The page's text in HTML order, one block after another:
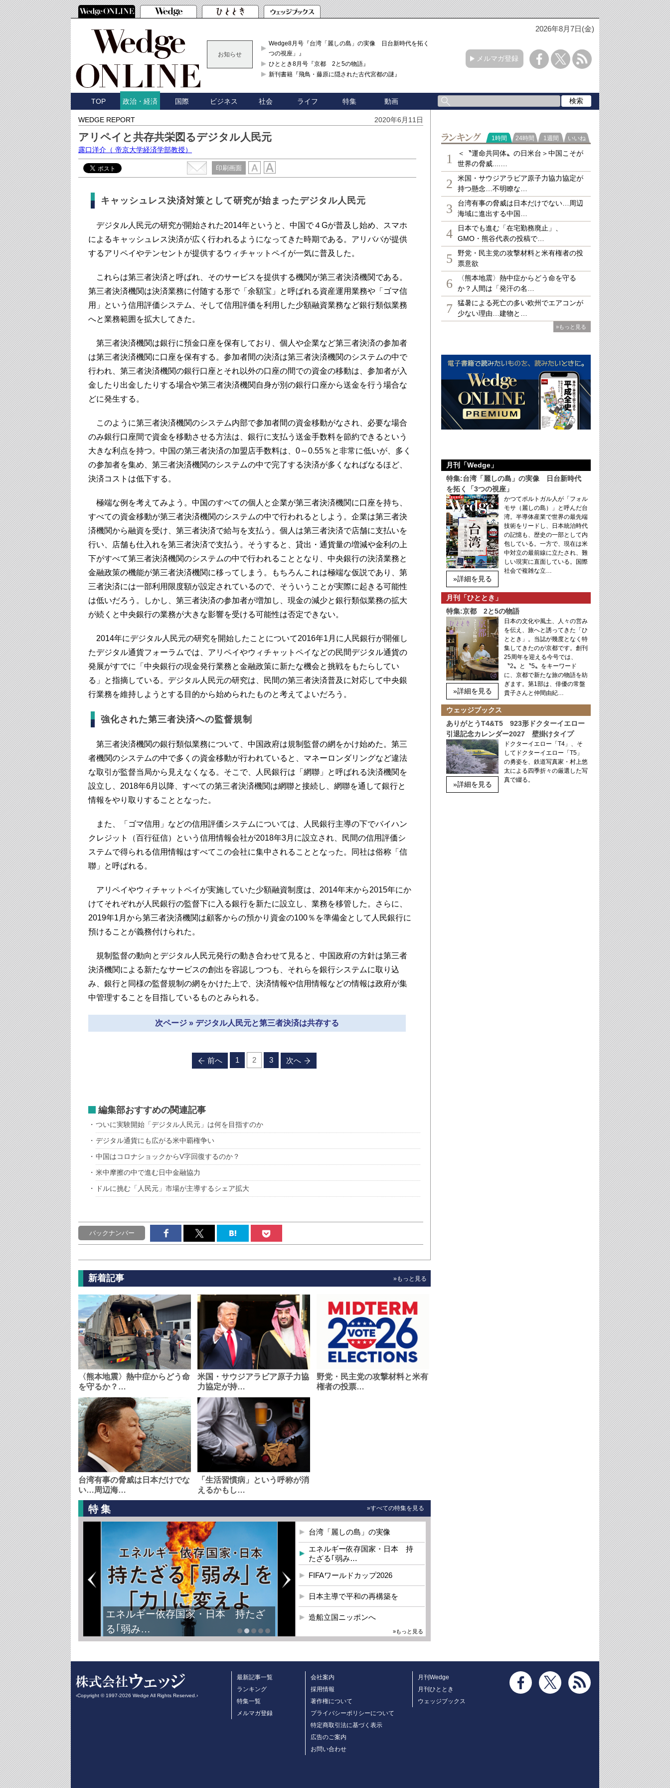
2026年8月7日(金)
お知らせ
Wedge8月号『台湾「麗しの島」の実像 日台新時代を拓く「3
つの視座」』
ひととき8月号『京都 2と5の物語』
新刊書籍『飛鳥・藤原に隠された古代宮都の謎』
メルマガ登録
TOP 政治・経済 国際 ビジネス 社会 ライフ 特集 動画
WEDGE REPORT 2020年6月11日
アリペイと共存共栄図るデジタル人民元
露口洋介 （ 帝京大学経済学部教授）
印刷画面
キャッシュレス決済対策として研究が始まったデジタル人民元
デジタル人民元の研究が開始された2014年というと、中国で４Gが普及し始め、スマホ
によるキャッシュレス決済が広く行われるようになってきた時期である。アリババが提供
するアリペイやテンセントが提供するウィチャットペイが一気に普及した。
これらは第三者決済と呼ばれ、そのサービスを提供する機関が第三者決済機関である。
第三者決済機関は決済業務に付随する形で「余額宝」と呼ばれる資産運用業務や「ゴマ信
用」という信用評価システム、そして信用評価を利用した少額融資業務など銀行類似業務
へと業務範囲を拡大してきた。
第三者決済機関は銀行に預金口座を保有しており、個人や企業など第三者決済の参加者
は第三者決済機関に口座を保有する。参加者間の決済は第三者決済機関のシステムの中で
行われ、第三者決済機関の銀行口座とそれ以外の口座の間での資金の移動は、参加者が入
金したり出金したりする場合や第三者決済機関自身が別の銀行口座から送金を行う場合な
どに発生する。
このように第三者決済機関のシステム内部で参加者間の資金移動がなされ、必要な場合
のみ銀行口座間で資金を移動させる方法は、銀行に支払う送金手数料を節約できるという
大きな利点を持つ。中国の第三者決済の加盟店手数料は、0～0.55％と非常に低いが、多く
の参加者を集め、第三者決済機関のシステムの中で完了する決済が多くなればなるほど、
決済コストは低下する。
極端な例を考えてみよう。中国のすべての個人と企業が第三者決済機関に口座を持ち、
すべての資金移動が第三者決済機関のシステムの中で行われるとしよう。企業は第三者決
済機関から融資を受け、第三者決済で給与を支払う。個人は第三者決済で店舗に支払いを
行い、店舗も仕入れを第三者決済で支払う。そうすると、貸出・通貨量の増減や金利の上
下がすべて第三者決済機関のシステムの中で行われることとなり、中央銀行の決済業務と
金融政策の機能が第三者決済機関に移ってしまう。もちろんこれは極端な仮説であり、第
三者決済には一部利用限度額が設定されているので、そういうことが実際に起きる可能性
は低いだろう。しかし、第三者決済の参加者が増加し、現金の減少と銀行類似業務の拡大
が続くと中央銀行の業務が大きな影響を受ける可能性は否定できない。
2014年にデジタル人民元の研究を開始したことについて2016年1月に人民銀行が開催し
たデジタル通貨フォーラムでは、アリペイやウィチャットペイなどの民間デジタル通貨の
発展がすでに「中央銀行の現金発行業務と金融政策に新たな機会と挑戦をもたらしてい
る」と指摘している。デジタル人民元の研究は、民間の第三者決済普及に対応して中央銀
行業務を維持しようとする目的から始められたものと考えてよいだろう。
強化された第三者決済への監督規制
第三者決済機関の銀行類似業務について、中国政府は規制監督の網をかけ始めた。第三
者機関のシステムの中で多くの資金移動が行われていると、マネーロンダリングなど違法
な取引が監督当局から見えなくなる。そこで、人民銀行は「網聯」と呼ばれる決済機関を
設立し、2018年6月以降、すべての第三者決済機関は網聯と接続し、網聯を通して銀行と
情報をやり取りすることとなった。
また、「ゴマ信用」などの信用評価システムについては、人民銀行主導の下でバイハン
クレジット（百行征信）という信用情報会社が2018年3月に設立され、民間の信用評価シ
ステムで得られる信用情報はすべてこの会社に集中されることとなった。同社は俗称「信
聯」と呼ばれる。
アリペイやウィチャットペイが実施していた少額融資制度は、2014年末から2015年にか
けてそれぞれが人民銀行の監督下に入る銀行を新たに設立し、業務を移管した。さらに、
2019年1月から第三者決済機関は顧客からの預かり資金の100％を準備金として人民銀行に
預けることが義務付けられた。
規制監督の動向とデジタル人民元発行の動き合わせて見ると、中国政府の方針は第三者
決済機関による新たなサービスの創出を容認しつつも、それらを銀行システムに取り込
み、銀行と同様の監督規制の網をかけた上で、決済情報や信用情報などの情報は政府が集
中管理することを目指しているものとみられる。
次ページ » デジタル人民元と第三者決済は共存する
前へ 1 2 3 次へ
編集部おすすめの関連記事
ついに実験開始「デジタル人民元」は何を目指すのか
デジタル通貨にも広がる米中覇権争い
中国はコロナショックからV字回復するのか？
米中摩擦の中で進む日中金融協力
ドルに挑む「人民元」市場が主導するシェア拡大
バックナンバー
新着記事 »もっと見る
〈熊本地震〉熱中症からどう命
を守るか？…
米国・サウジアラビア原子力協
力協定が持…
野党・民主党の攻撃材料と米有
権者の投票…
台湾有事の脅威は日本だけでな
い…周辺海…
「生活習慣病」という呼称が消
えるかもし…
特集 »すべての特集を見る
FIFAワールドカップ2026
台湾「麗しの島」の実像
エネルギー依存国家・日本 持
たざる｢弱み…
FIFAワールドカップ2026
日本主導で平和の再構築を
造船立国ニッポンへ
»もっと見る
ランキング
1時間 24時間 1週間 いいね
1
＜〝運命共同体〟の日米台＞中国こそが
世界の脅威....…
2
米国・サウジアラビア原子力協力協定が
持つ懸念…不明瞭な…
3
台湾有事の脅威は日本だけでない…周辺
海域に進出する中国…
4
日本でも進む「在宅勤務廃止」、
GMO・熊谷代表の投稿で…
5
野党・民主党の攻撃材料と米有権者の投
票意欲
6
〈熊本地震〉熱中症からどう命を守る
か？人間は「発汗の名…
7
猛暑による死亡の多い欧州でエアコンが
少ない理由…建物と…
»もっと見る
月刊「Wedge」
特集:台湾「麗しの島」の実像 日台新時代
を拓く「3つの視座」
»詳細を見る
かつてポルトガル人が「フォル
モサ（麗しの島）」と呼んだ台
湾。半導体産業で世界の最先端
技術をリードし、日本統治時代
の記憶も、歴史の一部として内
包している。一方で、現在は米
中対立の最前線に立たされ、難
しい現実に直面している。国際
社会で複雑な立…
月刊「ひととき」
特集:京都 2と5の物語
»詳細を見る
日本の文化や風土、人々の営み
を伝え、旅へと誘ってきた「ひ
ととき」。当誌が幾度となく特
集してきたのが京都です。創刊
25周年を迎える今号では、
〝2〟と〝5〟をキーワード
に、京都で新たな旅の物語を紡
ぎます。第1部は、俳優の常盤
貴子さんと仲間由紀…
ウェッジブックス
ありがとうT4&T5 923形ドクターイエロー
引退記念カレンダー2027 壁掛けタイプ
»詳細を見る
ドクターイエロー「T4」、そ
してドクターイエロー「T5」
の勇姿を、鉄道写真家・村上悠
太による四季折々の厳選した写
真で綴る。
‹Copyright © 1997-2026 Wedge All Rights Reserved.›
最新記事一覧
ランキング
特集一覧
メルマガ登録
会社案内
採用情報
著作権について
プライバシーポリシーについて
特定商取引法に基づく表示
広告のご案内
お問い合わせ
月刊Wedge
月刊ひととき
ウェッジブックス